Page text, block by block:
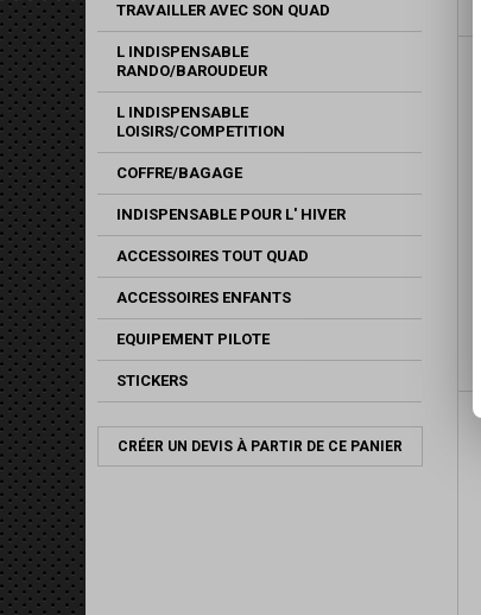
TRAVAILLER AVEC SON QUAD
L INDISPENSABLE
RANDO/BAROUDEUR
L INDISPENSABLE
LOISIRS/COMPETITION
COFFRE/BAGAGE
INDISPENSABLE POUR L' HIVER
ACCESSOIRES TOUT QUAD
ACCESSOIRES ENFANTS
EQUIPEMENT PILOTE
STICKERS
CRÉER UN DEVIS À PARTIR DE CE PANIER